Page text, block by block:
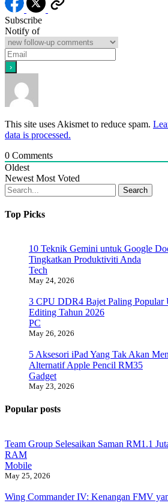
Subscribe
Notify of
This site uses Akismet to reduce spam.
data is processed.
0 Comments
Oldest
Newest Most Voted
Search
Top Picks
10 Teknik Gemini untuk Google
Tingkatkan Produktiviti Anda
Tech
May 24, 2026
3 CPU DDR4 Bajet Paling Popular
Editing Tahun 2026
PC
May 26, 2026
5 Aksesori iPad Yang Tak Akan
Alternatif Apple Pencil RM35
Gadget
May 23, 2026
Popular posts
Team Group Selesaikan Saman RM1.1
RAM
Mobile
May 25, 2026
Wing Commander IV: Kenangan FMV